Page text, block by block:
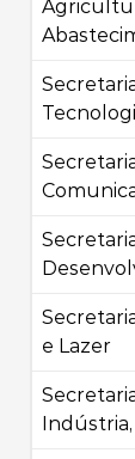
e Lazer
Indústria,